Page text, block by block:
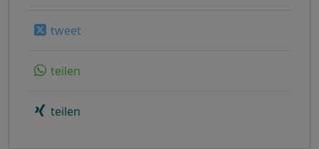
tweet
teilen
teilen